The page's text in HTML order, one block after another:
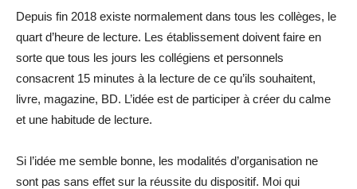
Depuis fin 2018 existe normalement dans tous les collèges, le
quart d’heure de lecture. Les établissement doivent faire en
sorte que tous les jours les collégiens et personnels
consacrent 15 minutes à la lecture de ce qu’ils souhaitent,
livre, magazine, BD. L’idée est de participer à créer du calme
et une habitude de lecture.
Si l’idée me semble bonne, les modalités d’organisation ne
sont pas sans effet sur la réussite du dispositif. Moi qui